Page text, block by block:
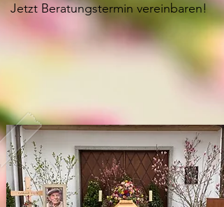
Jetzt Beratungstermin vereinbaren!